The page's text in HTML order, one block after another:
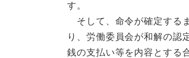
す。
そして、命令が確定する
り、労働委員会が和解の認
銭の支払い等を内容とする